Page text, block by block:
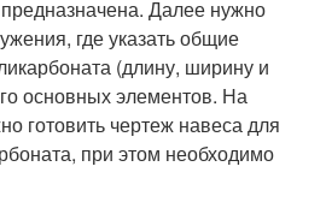
Далее нужно
где указать общие
(длину, ширину и
основных элементов. На
готовить чертеж навеса для
при этом необходимо